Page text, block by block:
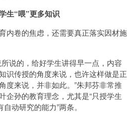
生“喂”更多知识
内卷的焦虑，还需要真正落实因材施
说的，给好学生讲得早一点，内容
识传授的角度来说，也许这样做是正
度来说，并非如此。”朱邦芬非常推
企孙的教育理念，尤其是“只授学生
动研究的能力”两条。